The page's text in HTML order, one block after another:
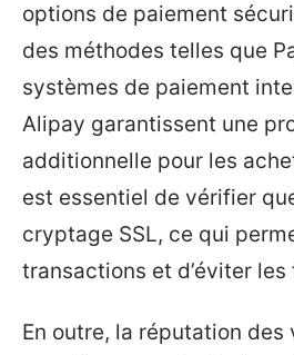
options de paiement
des méthodes telles que
systèmes de paiement
Alipay garantissent une
additionnelle pour les
est essentiel de vérifier
cryptage SSL, ce qui
transactions et d’éviter les
En outre, la réputation des